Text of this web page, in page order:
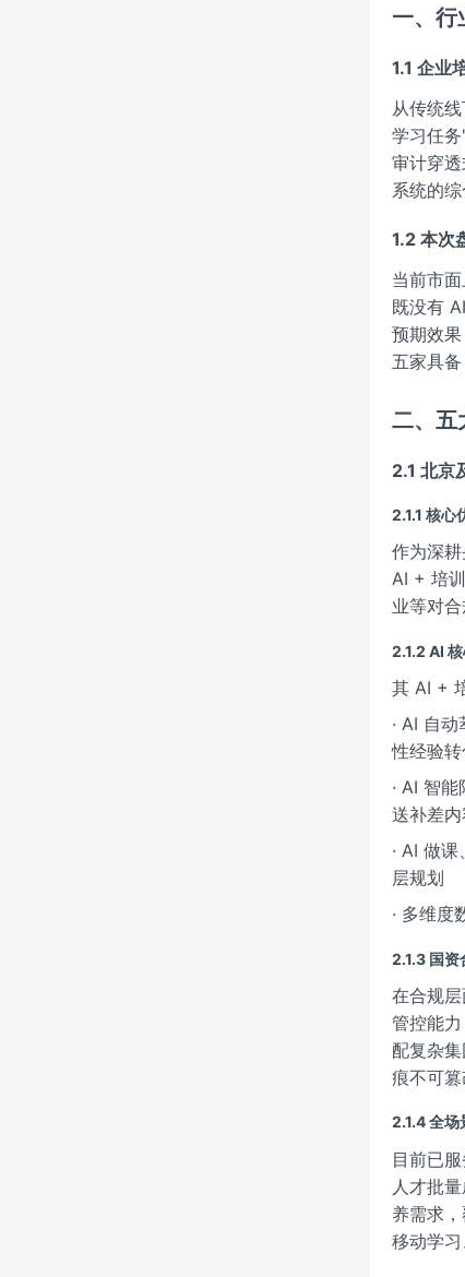
一、行
1.1 企业
从传统
学习任
审计穿
系统的综
1.2 本次
当前市
既没有
预期效
五家具
二、五
2.1 北京
2.1.1 核心
作为深
AI + 培
业等对
2.1.2 AI
其 AI +
· AI 自
性经验
· AI 智
送补差
· AI 做
层规划
· 多维度
2.1.3 国资
在合规
管控能
配复杂
痕不可篡
2.1.4 全场
目前已
人才批
养需求
移动学